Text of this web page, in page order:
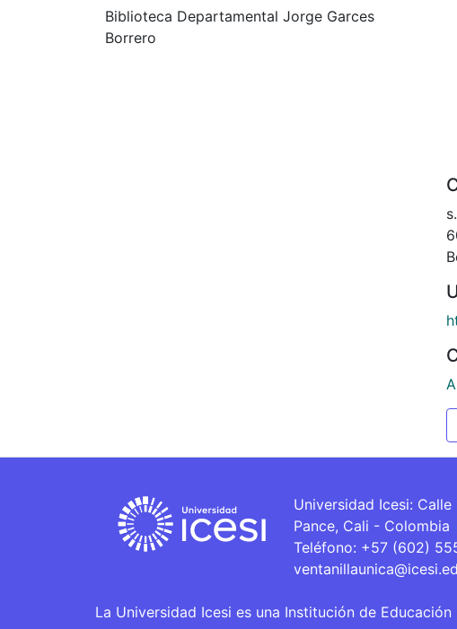
Biblioteca Departamental Jorge Garces
Borrero
Universidad Icesi: Calle
Pance, Cali - Colombia
Teléfono: +57 (602)
La Universidad Icesi es una Institución de